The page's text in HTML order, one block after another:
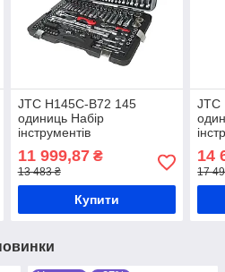
JTC H145C-B72 145
одиниць Набір
інструментів
11 999,87₴
13 483 ₴
Купити
JTC
14
17